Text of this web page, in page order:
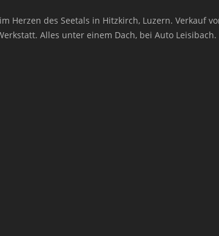
Herzen des Seetals in Hitzkirch, Luzern. Verkauf
Alles unter einem Dach, bei Auto Leisibach.